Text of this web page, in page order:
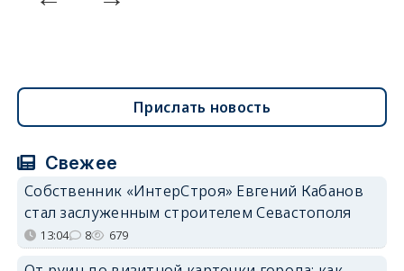
Прислать новость
Свежее
Собственник «ИнтерСтроя» Евгений Кабанов
стал заслуженным строителем Севастополя
13:04 8 679